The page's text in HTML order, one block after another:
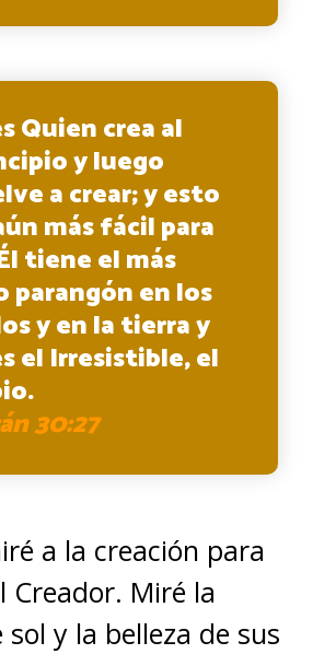
Quien crea al
y luego
a crear; y esto
más fácil para
tiene el más
parangón en los
y en la tierra y
el Irresistible, el
30:27
a la creación para
Creador. Miré la
y la belleza de sus